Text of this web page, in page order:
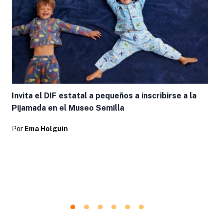
Invita el DIF estatal a pequeños a inscribirse a la
Pijamada en el Museo Semilla
Por Ema Holguin